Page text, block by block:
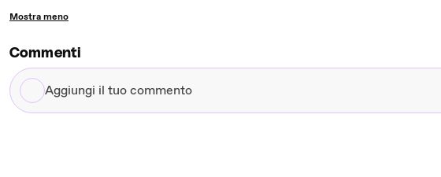
Mostra meno
Commenti
Aggiungi
il